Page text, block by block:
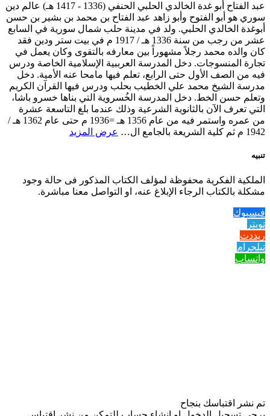
عبد الفتاح أبو غدة الخالدي الحلبي الحنفي (1336 - 1417 هـ) عالم دين
سوري هو أبو الفتوح وأبو زاهد عبد الفتاح بن محمد بن بشير بن حسن
أبوغدة الخالدي الحلبي. ولد في مدينة حلب شمال سورية في السابع
عشر من رجب من سنة 1336 هـ / 1917 م في بيت ستر ودين فقد
كان والده محمد رجلاً مشهوراً بين معارفه بالتقوى وكان يعمل في
تجارة المنسوجات. دخل المدرسة العرببية الإسلامية الخاصة ودرس
فيه من الصف الأول حتى الرابع، تعلم فيها مامحا عنه الأمية. دخل
مدرسة الشيخ محمد علي الخطيب بحلب ودرس فيها القرآن الكريم
وتعلم حسن الخط. دخل المدرسة الخُسروية التي بناها خسرو باشا،
التي تعرف الآن بالثانوية الشرعية وذلك عندما بلغ التاسعة عشرة
من عمره واستمر فيه من عام 1356 هـ =1936 م حتى عام 1362 هـ /
1942 م ثم كلية الشريعة بالجامع ال…
عرض المزيد
تنبيه
الملكية الفكرية محفوظة لمؤلف الكتاب المذكور فى حالة وجود
مشكلة بالكتاب الرجاء الإبلاغ عنه، او التواصل معنا مباشرة.
فيسبوك
تويتر
ريددت
تيلجرام
واتساب
تم نشر اقتباسك بنجاح